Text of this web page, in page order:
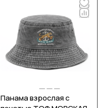
Панама взрослая с